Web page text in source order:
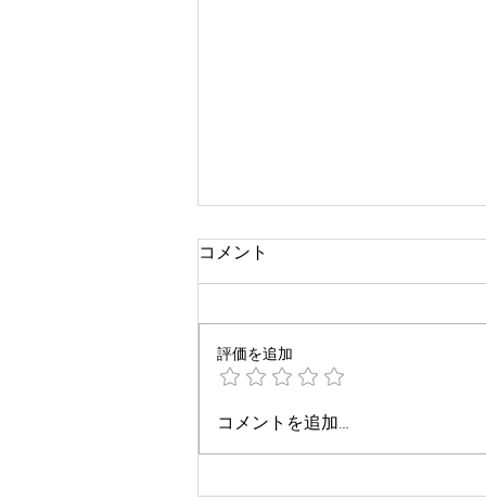
参院選公示日前日
コメント
評価を追加
コメントを追加…